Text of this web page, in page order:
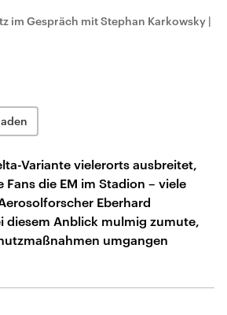
im Gespräch mit Stephan Karkowsky |
Variante vielerorts ausbreitet,
die EM im Stadion – viele
Eberhard
diesem Anblick mulmig zumute,
umgangen